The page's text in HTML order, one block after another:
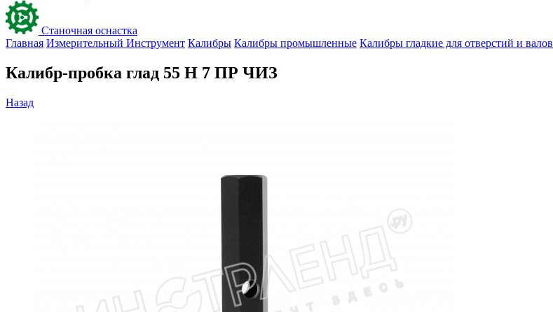
Станочная оснастка
Главная Измерительный Инструмент Калибры Калибры промышленные Калибры гладкие для отверстий и валов
Калибр-пробка глад 55 H 7 ПР ЧИЗ
Назад